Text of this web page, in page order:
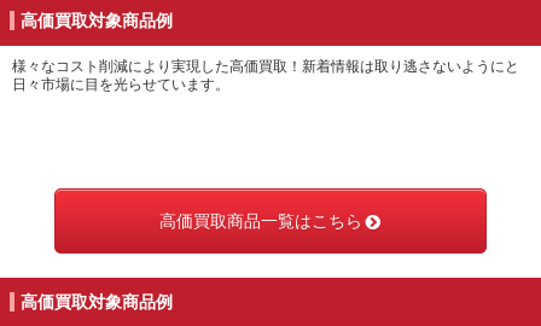
高価買取対象商品例
様々なコスト削減により実現した高価買取！新着情報は取り逃さないようにと
日々市場に目を光らせています。
高価買取商品一覧はこちら
高価買取対象商品例